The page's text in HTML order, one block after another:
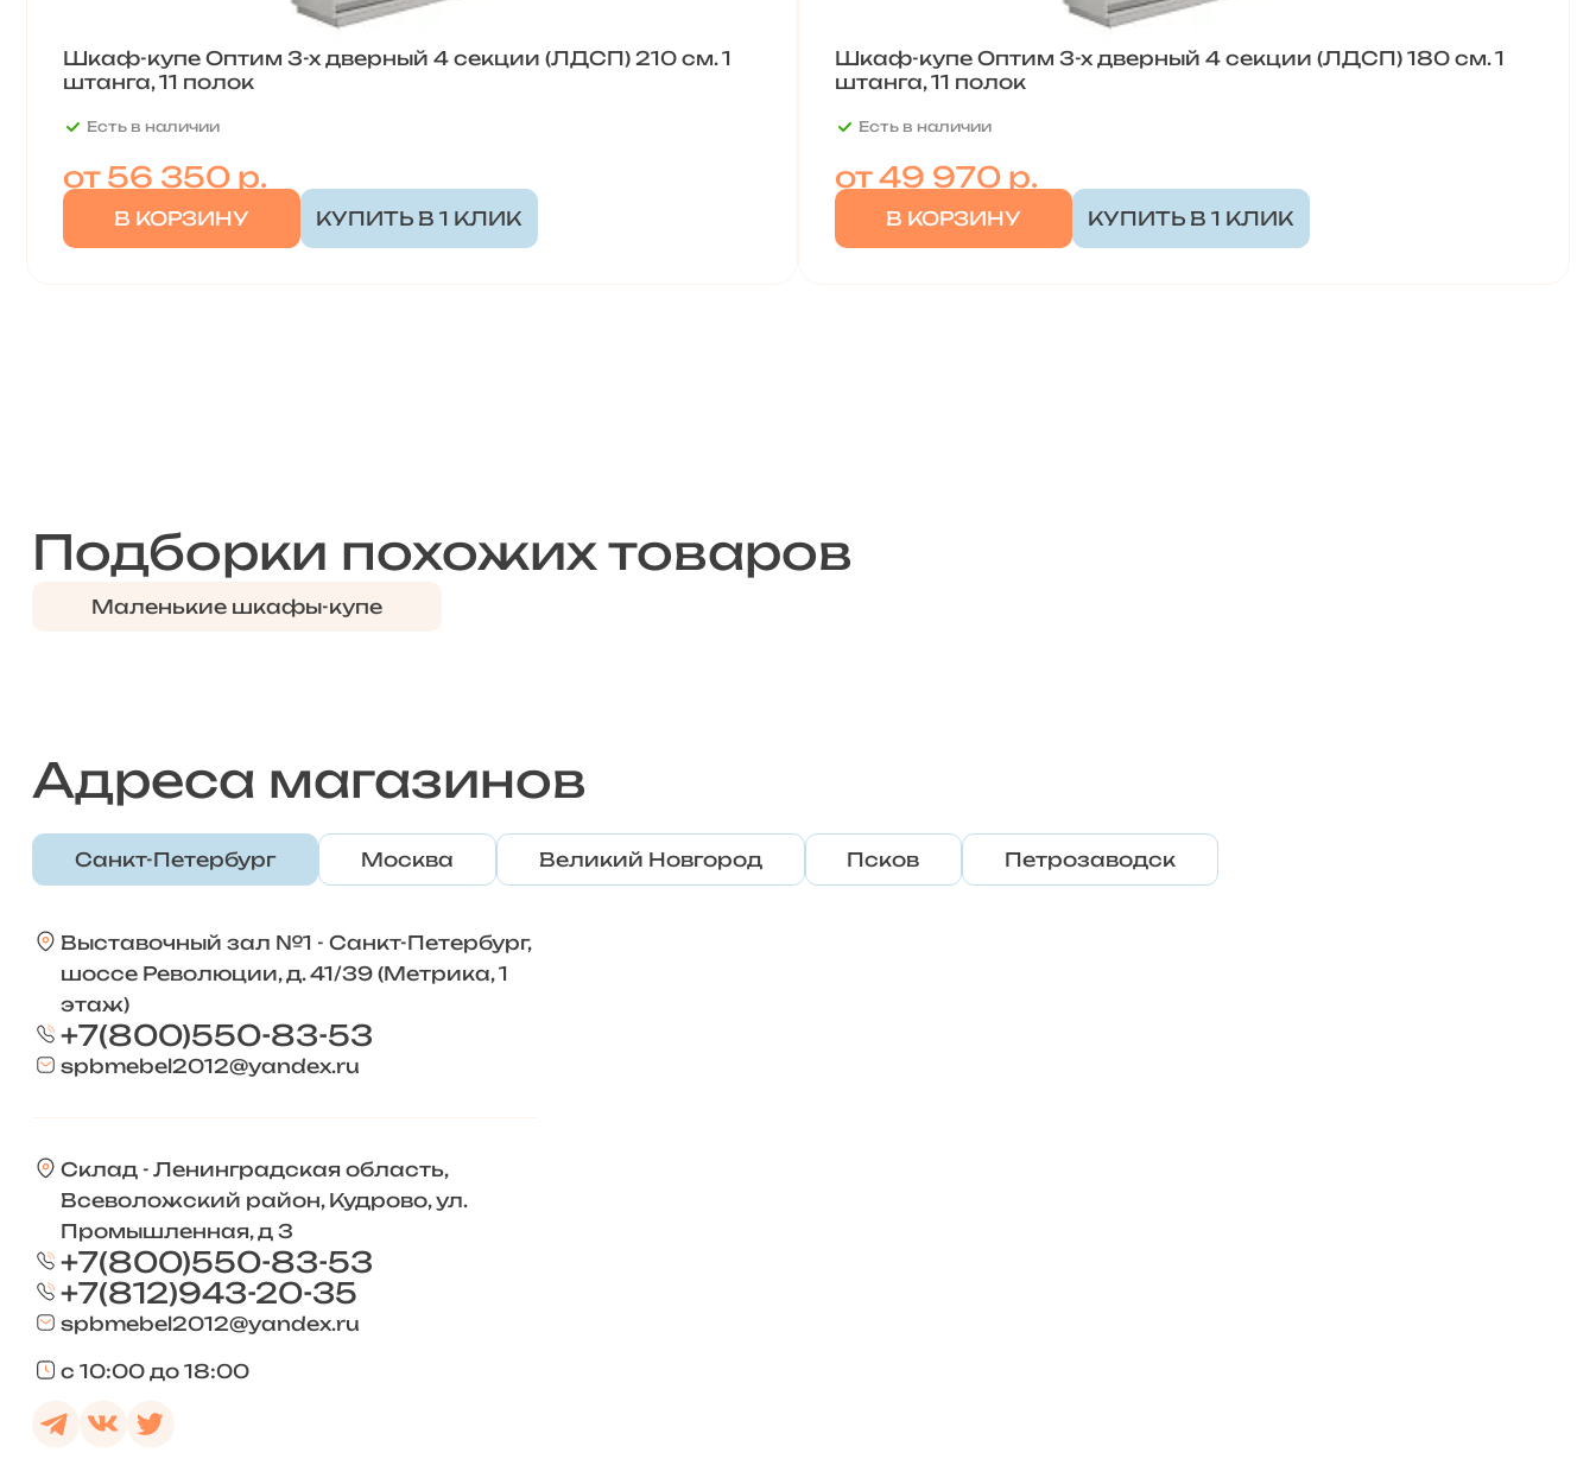
Шкаф-купе Оптим 3-х дверный 4 секции (ЛДСП) 210 см. 1
штанга, 11 полок
Есть в наличии
от 56 350 р.
В КОРЗИНУ КУПИТЬ В 1 КЛИК
Шкаф-купе Оптим 3-х дверный 4 секции (ЛДСП) 180 см. 1
штанга, 11 полок
Есть в наличии
от49 970 р.
В КОРЗИНУ КУПИТЬ В 1 КЛИК
Подборки похожих товаров
Маленькие шкафы-купе
Адреса магазинов
Санкт-Петербург Москва Великий Новгород Псков Петрозаводск
Выставочный зал №1 - Санкт-Петербург,
шоссе Революции, д. 41/39 (Метрика, 1
этаж)
+7(800)550-83-53
spbmebel2012@yandex.ru
Склад - Ленинградская область,
Всеволожский район, Кудрово, ул.
Промышленная, д 3
+7(800)550-83-53
+7(812)943-20-35
spbmebel2012@yandex.ru
с 10:00 до 18:00